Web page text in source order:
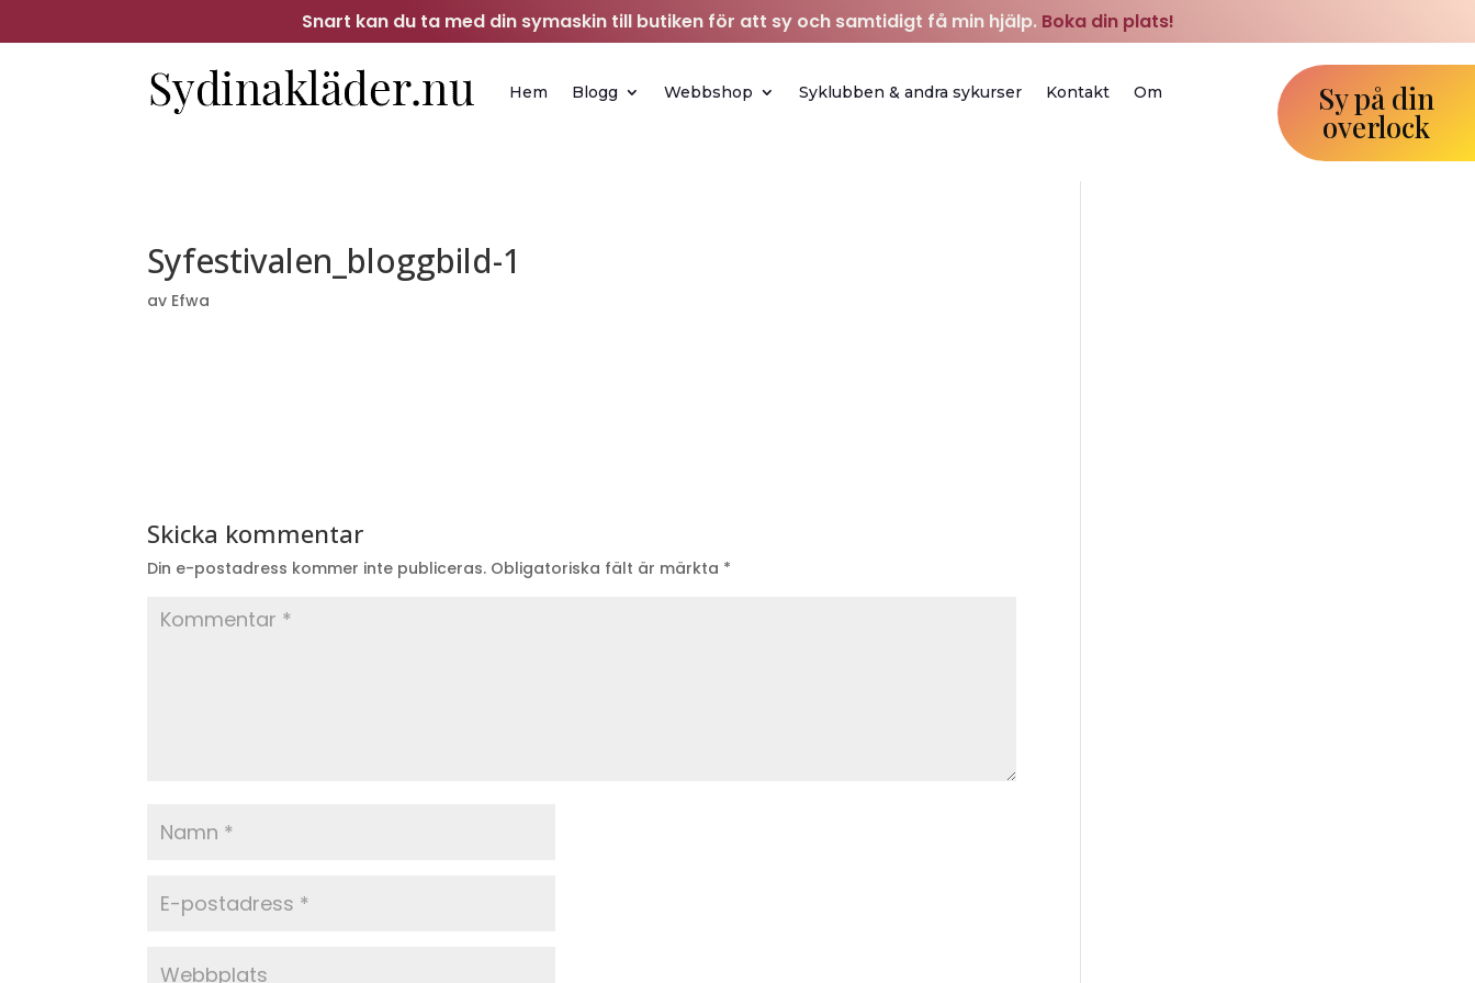
Snart kan du ta med din symaskin till butiken för att sy och samtidigt få min hjälp. Boka din plats!
Hem Blogg Webbshop Syklubben & andra sykurser Kontakt Om Sy på din
overlock
Syfestivalen_bloggbild-1
av Efwa
Skicka kommentar
Din e-postadress kommer inte publiceras. Obligatoriska fält är märkta *